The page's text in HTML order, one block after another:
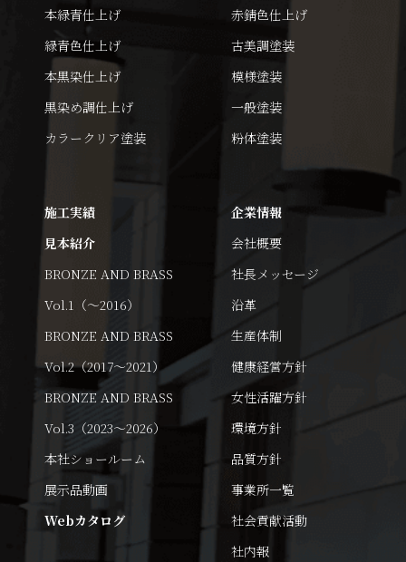
本緑青仕上げ
緑青色仕上げ
本黒染仕上げ
黒染め調仕上げ
カラークリア塗装
赤錆色仕上げ
古美調塗装
模様塗装
一般塗装
粉体塗装
施工実績
見本紹介
BRONZE AND BRASS
Vol.1（～2016）
BRONZE AND BRASS
Vol.2（2017～2021）
BRONZE AND BRASS
Vol.3（2023～2026）
本社ショールーム
展示品動画
Webカタログ
企業情報
会社概要
社長メッセージ
沿革
生産体制
健康経営方針
女性活躍方針
環境方針
品質方針
事業所一覧
社会貢献活動
社内報